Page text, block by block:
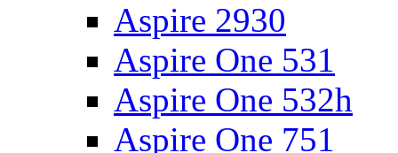
Aspire 2930
Aspire One 531
Aspire One 532h
Aspire One 751